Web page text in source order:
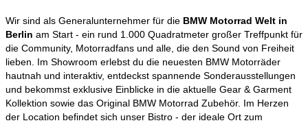
Wir sind als Generalunternehmer für die BMW Motorrad Welt in
Berlin am Start - ein rund 1.000 Quadratmeter großer Treffpunkt für
die Community, Motorradfans und alle, die den Sound von Freiheit
lieben. Im Showroom erlebst du die neuesten BMW Motorräder
hautnah und interaktiv, entdeckst spannende Sonderausstellungen
und bekommst exklusive Einblicke in die aktuelle Gear & Garment
Kollektion sowie das Original BMW Motorrad Zubehör. Im Herzen
der Location befindet sich unser Bistro - der ideale Ort zum